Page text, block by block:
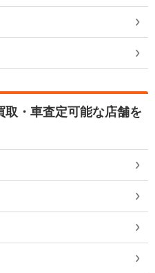
取・車査定可能な店舗を